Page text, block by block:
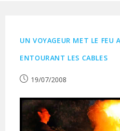
UN VOYAGEUR MET LE FEU
ENTOURANT LES CABLES
Publication
19/07/2008